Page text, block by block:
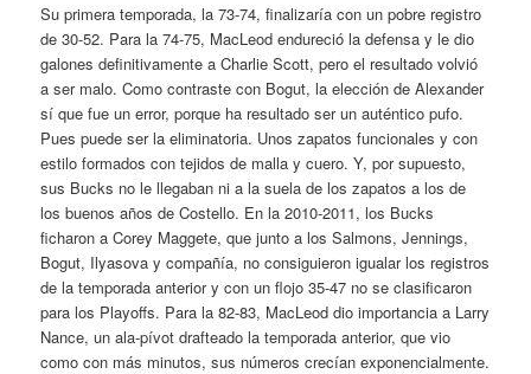
Su primera temporada, la 73-74, finalizaría con un pobre registro
de 30-52. Para la 74-75, MacLeod endureció la defensa y le dio
galones definitivamente a Charlie Scott, pero el resultado volvió
a ser malo. Como contraste con Bogut, la elección de Alexander
sí que fue un error, porque ha resultado ser un auténtico pufo.
Pues puede ser la eliminatoria. Unos zapatos funcionales y con
estilo formados con tejidos de malla y cuero. Y, por supuesto,
sus Bucks no le llegaban ni a la suela de los zapatos a los de
los buenos años de Costello. En la 2010-2011, los Bucks
ficharon a Corey Maggete, que junto a los Salmons, Jennings,
Bogut, Ilyasova y compañía, no consiguieron igualar los registros
de la temporada anterior y con un flojo 35-47 no se clasificaron
para los Playoffs. Para la 82-83, MacLeod dio importancia a Larry
Nance, un ala-pívot drafteado la temporada anterior, que vio
como con más minutos, sus números crecían exponencialmente.